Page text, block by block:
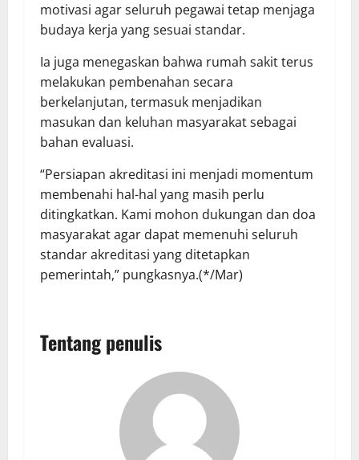
motivasi agar seluruh pegawai tetap menjaga
budaya kerja yang sesuai standar.
Ia juga menegaskan bahwa rumah sakit terus
melakukan pembenahan secara
berkelanjutan, termasuk menjadikan
masukan dan keluhan masyarakat sebagai
bahan evaluasi.
“Persiapan akreditasi ini menjadi momentum
membenahi hal-hal yang masih perlu
ditingkatkan. Kami mohon dukungan dan doa
masyarakat agar dapat memenuhi seluruh
standar akreditasi yang ditetapkan
pemerintah,” pungkasnya.(*/Mar)
Tentang penulis